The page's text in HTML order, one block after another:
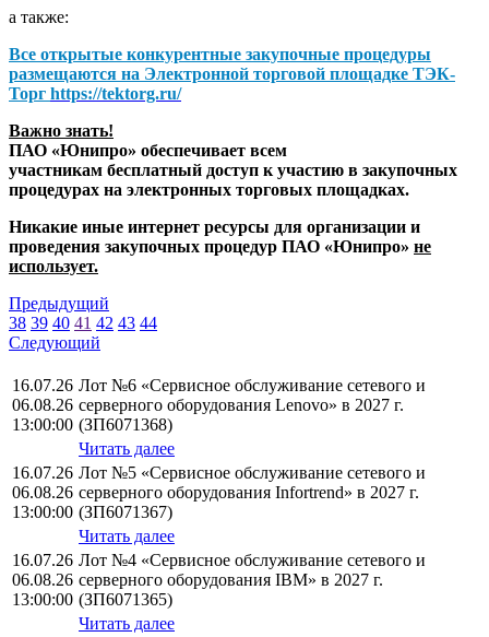
а также:
Все открытые конкурентные закупочные процедуры
размещаются на Электронной торговой площадке ТЭК-
Торг https://tektorg.ru/
Важно знать!
ПАО «Юнипро» обеспечивает всем
участникам бесплатный доступ к участию в закупочных
процедурах на электронных торговых площадках.
Никакие иные интернет ресурсы для организации и
проведения закупочных процедур ПАО «Юнипро» не
использует.
Предыдущий
38 39 40 41 42 43 44
Следующий
16.07.26
06.08.26
13:00:00
Лот №6 «Сервисное обслуживание сетевого и
серверного оборудования Lenovo» в 2027 г.
(ЗП6071368)
Читать далее
16.07.26
06.08.26
13:00:00
Лот №5 «Сервисное обслуживание сетевого и
серверного оборудования Infortrend» в 2027 г.
(ЗП6071367)
Читать далее
16.07.26
06.08.26
13:00:00
Лот №4 «Сервисное обслуживание сетевого и
серверного оборудования IBM» в 2027 г.
(ЗП6071365)
Читать далее